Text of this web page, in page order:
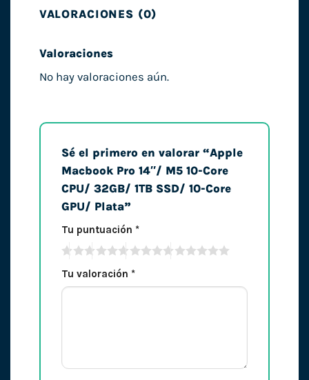
VALORACIONES (0)
Valoraciones
No hay valoraciones aún.
Sé el primero en valorar “Apple
Macbook Pro 14″/ M5 10-Core
CPU/ 32GB/ 1TB SSD/ 10-Core
GPU/ Plata”
Tu puntuación *
Tu valoración *